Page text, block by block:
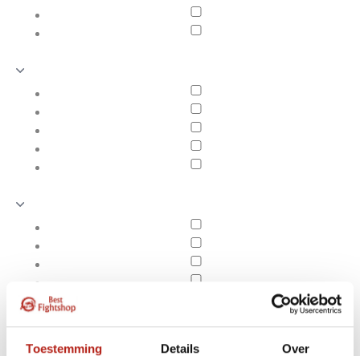
Toestemming Details Over